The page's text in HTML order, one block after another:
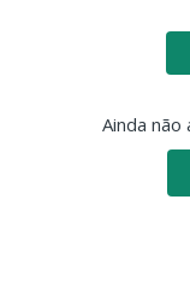
Ainda não